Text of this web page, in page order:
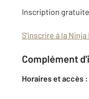
Inscription
S’inscrire à la Ninja
Complément
Horaires et accès :